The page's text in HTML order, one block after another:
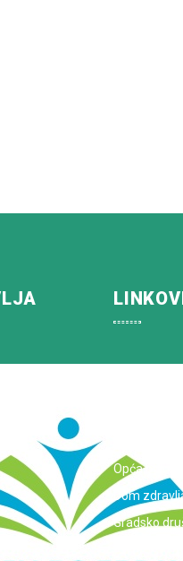
Zavod za
Opća
Dom
Gradsko